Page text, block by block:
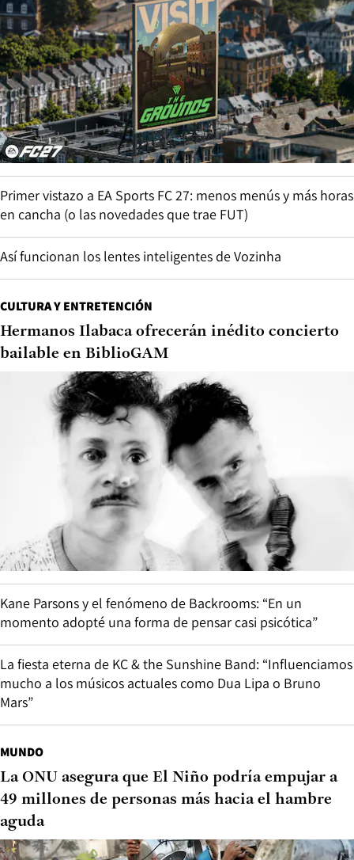
Primer vistazo a EA Sports FC 27: menos menús y más horas
en cancha (o las novedades que trae FUT)
Así funcionan los lentes inteligentes de Vozinha
CULTURA Y ENTRETENCIÓN
Hermanos Ilabaca ofrecerán inédito concierto
bailable en BiblioGAM
Kane Parsons y el fenómeno de Backrooms: “En un
momento adopté una forma de pensar casi psicótica”
La fiesta eterna de KC & the Sunshine Band: “Influenciamos
mucho a los músicos actuales como Dua Lipa o Bruno
Mars”
MUNDO
La ONU asegura que El Niño podría empujar a
49 millones de personas más hacia el hambre
aguda